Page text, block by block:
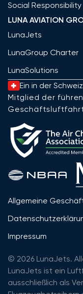
Social Responsibility
LUNA AVIATION
LunaJets
LunaGroup Charter
LunaSolutions
Ein in der
Mitglied der
Allgemeine
Impressum
© 2026 LunaJets.
LunaJets ist ein
ausschließlich als